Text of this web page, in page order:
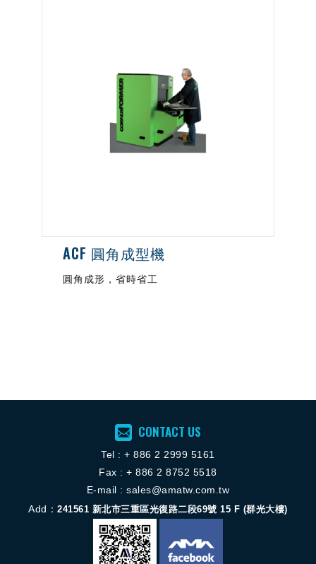
ACF 圓角成型機
圓角成形，省時省工
CONTACT US
Tel : + 886 2 2999 5161
Fax : + 886 2 8752 5518
E-mail :sales@amatw.com.tw
Add：241561 新北市三重區光復路二段69號 15 F (群光大樓)